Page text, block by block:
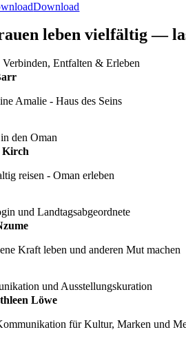
Download
leben vielfältig —
Entfalten & Erleben
Amalie - Haus des Seins
den Oman
Kirch
reisen - Oman erleben
und Landtagsabgeordnete
Kraft leben und anderen Mut machen
und Ausstellungskuration
Löwe
für Kultur, Marken und